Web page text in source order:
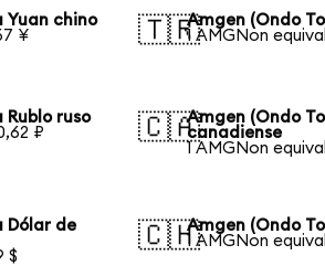
Yuan chino
¥
🇹🇷Amgen (Ondo
1 AMGNon
Rublo ruso
₽
🇨🇦Amgen (Ondo
canadiense
1 AMGNon
Dólar de
$
🇨🇭Amgen (Ondo
1 AMGNon